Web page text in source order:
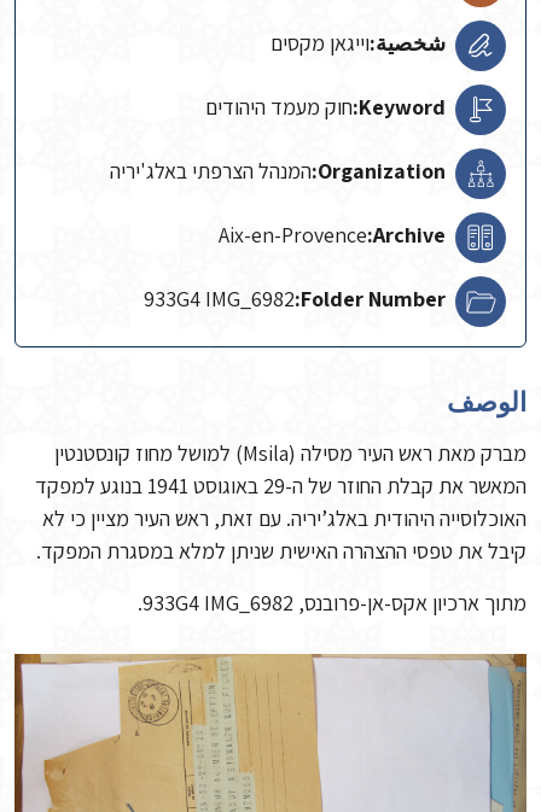
شخصية:וייגאן מקסים
Keyword: חוק מעמד היהודים
Organization: המנהל הצרפתי באלג'יריה
Archive:
Aix-en-Provence
Folder Number:
933G4 IMG_6982
الوصف
מברק מאת ראש העיר מסילה (Msila) למושל מחוז קונסטנטין
המאשר את קבלת החוזר של ה-29 באוגוסט 1941 בנוגע למפקד
האוכלוסייה היהודית באלג’יריה. עם זאת, ראש העיר מציין כי לא
קיבל את טפסי ההצהרה האישית שניתן למלא במסגרת המפקד.
מתוך ארכיון אקס-אן-פרובנס, 933G4 IMG_6982.